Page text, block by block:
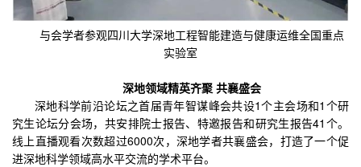
与会学者参观四川大学深地工程智能建造与健康运维全国重点
实验室
深地领域精英齐聚 共襄盛会
深地科学前沿论坛之首届青年智谋峰会共设1个主会场和1个研
究生论坛分会场，共安排院士报告、特邀报告和研究生报告41个。
线上直播观看次数超过6000次，深地学者共襄盛会，打造了一个促
进深地科学领域高水平交流的学术平台。